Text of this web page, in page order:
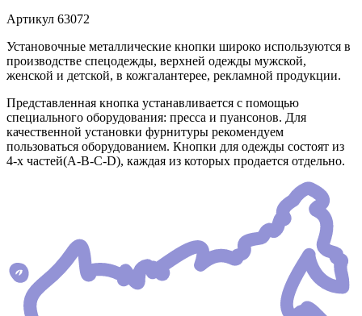
Артикул 63072
Установочные металлические кнопки широко используются в
производстве спецодежды, верхней одежды мужской,
женской и детской, в кожгалантерее, рекламной продукции.
Представленная кнопка устанавливается с помощью
специального оборудования: пресса и пуансонов. Для
качественной установки фурнитуры рекомендуем
пользоваться оборудованием. Кнопки для одежды состоят из
4-х частей(А-В-С-D), каждая из которых продается отдельно.